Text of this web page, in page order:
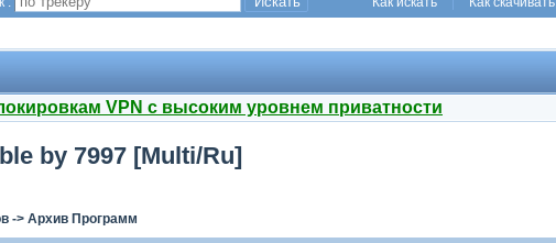
VPN с высоким уровнем приватности
by 7997 [Multi/Ru]
-> Архив Программ